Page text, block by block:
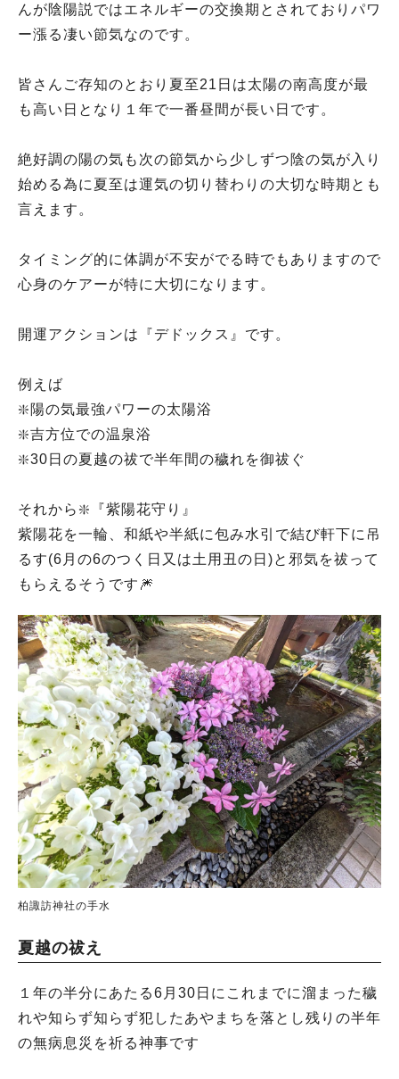
んが陰陽説ではエネルギーの交換期とされておりパワ
ー漲る凄い節気なのです。
皆さんご存知のとおり夏至21日は太陽の南高度が最
も高い日となり１年で一番昼間が長い日です。
絶好調の陽の気も次の節気から少しずつ陰の気が入り
始める為に夏至は運気の切り替わりの大切な時期とも
言えます。
タイミング的に体調が不安がでる時でもありますので
心身のケアーが特に大切になります。
開運アクションは『デドックス』です。
例えば
❇️陽の気最強パワーの太陽浴
❇️吉方位での温泉浴
❇️30日の夏越の祓で半年間の穢れを御祓ぐ
それから❇️『紫陽花守り』
紫陽花を一輪、和紙や半紙に包み水引で結び軒下に吊
るす(6月の6のつく日又は土用丑の日)と邪気を祓って
もらえるそうです🎆
柏諏訪神社の手水
夏越の祓え
１年の半分にあたる6月30日にこれまでに溜まった穢
れや知らず知らず犯したあやまちを落とし残りの半年
の無病息災を祈る神事です